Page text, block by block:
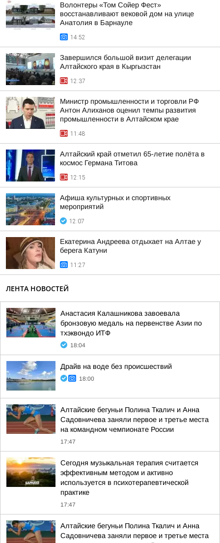
Волонтеры «Том Сойер Фест»
восстанавливают вековой дом на улице
Анатолия в Барнауле
14:52
Завершился большой визит делегации
Алтайского края в Кыргызстан
12:37
Министр промышленности и торговли РФ
Антон Алиханов оценил темпы развития
промышленности в Алтайском крае
11:48
Алтайский край отметил 65-летие полёта в
космос Германа Титова
12:15
Афиша культурных и спортивных
мероприятий
12:07
Екатерина Андреева отдыхает на Алтае у
берега Катуни
11:27
ЛЕНТА НОВОСТЕЙ
Анастасия Калашникова завоевала
бронзовую медаль на первенстве Азии по
тхэквондо ИТФ
18:04
Драйв на воде без происшествий
18:00
Алтайские бегуньи Полина Ткалич и Анна
Садовничева заняли первое и третье места
на командном чемпионате России
17:47
Сегодня музыкальная терапия считается
эффективным методом и активно
используется в психотерапевтической
практике
17:47
Алтайские бегуньи Полина Ткалич и Анна
Садовничева заняли первое и третье места